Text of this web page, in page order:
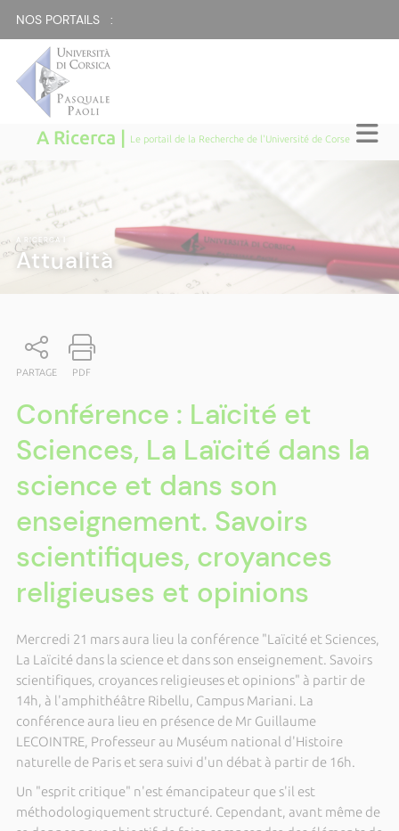
NOS PORTAILS :
A Ricerca | Le portail de la Recherche de l'Université de Corse
A RICERCA
Attualità
PARTAGE PDF
Conférence : Laïcité et
Sciences, La Laïcité dans la
science et dans son
enseignement. Savoirs
scientifiques, croyances
religieuses et opinions
Mercredi 21 mars aura lieu la conférence "Laïcité et Sciences,
La Laïcité dans la science et dans son enseignement. Savoirs
scientifiques, croyances religieuses et opinions" à partir de
14h, à l'amphithéâtre Ribellu, Campus Mariani. La
conférence aura lieu en présence de Mr Guillaume
LECOINTRE, Professeur au Muséum national d'Histoire
naturelle de Paris et sera suivi d'un débat à partir de 16h.
Un "esprit critique" n'est émancipateur que s'il est
méthodologiquement structuré. Cependant, avant même de